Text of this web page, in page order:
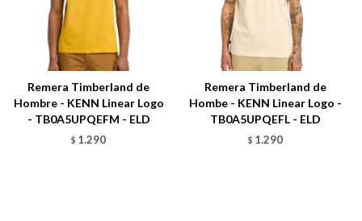
Remera Timberland de
Hombre - KENN Linear Logo
- TB0A5UPQEFM - ELD
$ 1.290
Remera Timberland de
Hombe - KENN Linear Logo -
TB0A5UPQEFL - ELD
$ 1.290